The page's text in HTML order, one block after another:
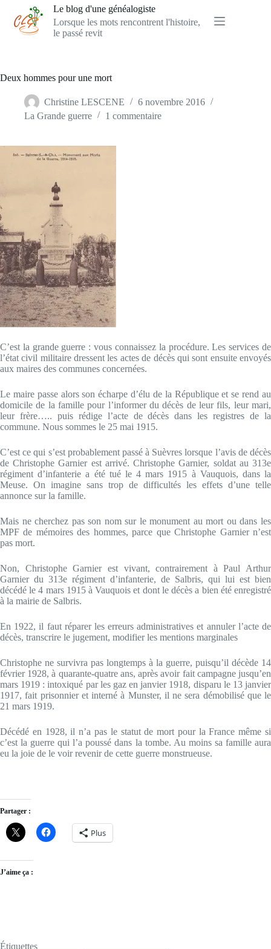
contenu
Le blog d'une généalogiste
Lorsque les mots rencontrent l'histoire,
le passé revit
Deux hommes pour une mort
Christine LESCENE
6 novembre 2016
La Grande guerre
1 commentaire
C’est la grande guerre : vous connaissez la procédure. Les services de
l’état civil militaire dressent les actes de décès qui sont ensuite envoyés
aux maires des communes concernées.
Le maire passe alors son écharpe d’élu de la République et se rend au
domicile de la famille pour l’informer du décès de leur fils, leur mari,
leur frère….. puis rédige l’acte de décès dans les registres de la
commune. Nous sommes le 25 mai 1915.
C’est ce qui s’est probablement passé à Suèvres lorsque l’avis de décès
de Christophe Garnier est arrivé. Christophe Garnier, soldat au 313e
régiment d’infanterie a été tué le 4 mars 1915 à Vauquois, dans la
Meuse. On imagine sans trop de difficultés les effets d’une telle
annonce sur la famille.
Mais ne cherchez pas son nom sur le monument au mort ou dans les
MPF de mémoires des hommes, parce que Christophe Garnier n’est
pas mort.
Non, Christophe Garnier est vivant, contrairement à Paul Arthur
Garnier du 313e régiment d’infanterie, de Salbris, qui lui est bien
décédé le 4 mars 1915 à Vauquois et dont le décès a bien été enregistré
à la mairie de Salbris.
En 1922, il faut réparer les erreurs administratives et annuler l’acte de
décès, transcrire le jugement, modifier les mentions marginales
Christophe ne survivra pas longtemps à la guerre, puisqu’il décède 14
février 1928, à quarante-quatre ans, après avoir fait campagne jusqu’en
mars 1919 : intoxiqué par les gaz en janvier 1918, disparu le 13 janvier
1917, fait prisonnier et interné à Munster, il ne sera démobilisé que le
21 mars 1919.
Décédé en 1928, il n’a pas le statut de mort pour la France même si
c’est la guerre qui l’a poussé dans la tombe. Au moins sa famille aura
eu la joie de le voir revenir de cette guerre monstrueuse.
Partager :
Plus
J’aime ça :
Étiquettes